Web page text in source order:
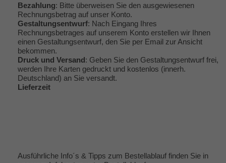
Bezahlung: Bitte überweisen Sie den ausgewiesenen
Rechnungsbetrag auf unser Konto.
Gestaltungsentwurf: Nach Eingang Ihres
Rechnungsbetrages auf unserem Konto erstellen wir Ihnen
einen Gestaltungsentwurf, den Sie per Email zur Ansicht
bekommen.
Druck und Versand: Geben Sie den Gestaltungsentwurf frei,
werden Ihre Karten gedruckt und kostenlos (innerh.
Deutschland) an Sie versandt.
Lieferzeit
Ausführliche Info´s & Tipps zum Bestellablauf finden Sie in